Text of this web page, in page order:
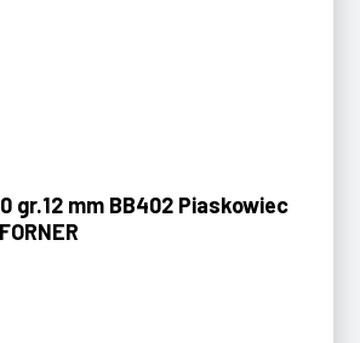
gr.12 mm BB402 Piaskowiec